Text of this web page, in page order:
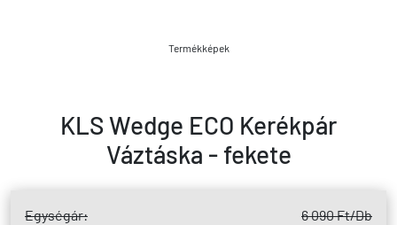
Termékképek
KLS Wedge ECO Kerékpár
Váztáska - fekete
Egységár: 6 090 Ft/Db